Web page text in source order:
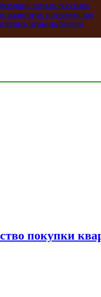
начали россияне
валютную интервенцию
цены на бензин
покупки